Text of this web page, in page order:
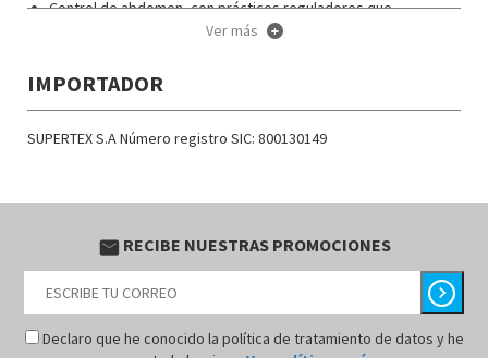
Control de abdomen, con prácticos reguladores que
garantizan máxima comodidad y un ajuste perfecto.
Ver más +
IMPORTADOR
SUPERTEX S.A Número registro SIC: 800130149
email RECIBE NUESTRAS PROMOCIONES
chevron_right
Declaro que he conocido la política de tratamiento de datos y he